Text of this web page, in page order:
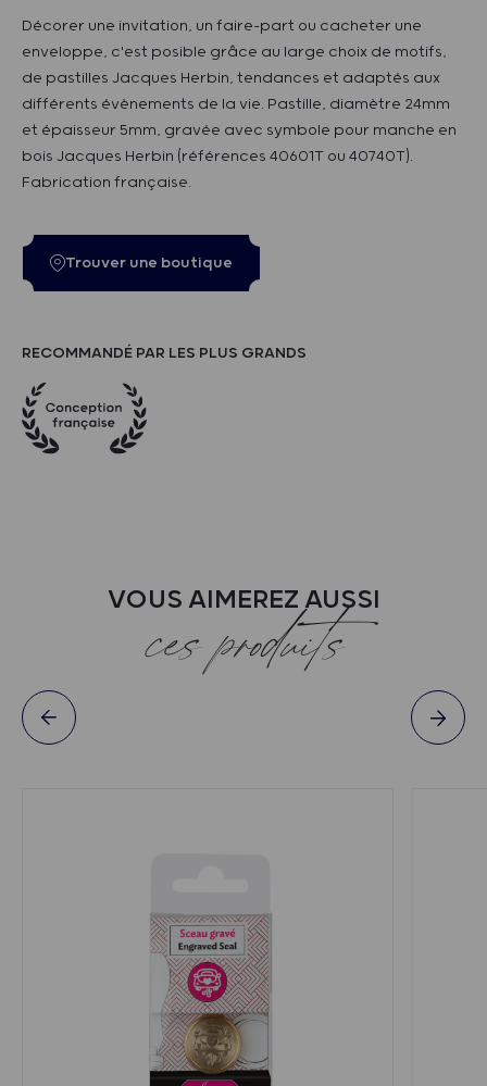
Décorer une invitation, un faire-part ou cacheter une
enveloppe, c'est posible grâce au large choix de motifs,
de pastilles Jacques Herbin, tendances et adaptés aux
différents évènements de la vie. Pastille, diamètre 24mm
et épaisseur 5mm, gravée avec symbole pour manche en
bois Jacques Herbin (références 40601T ou 40740T).
Fabrication française.
Trouver une boutique
RECOMMANDÉ PAR LES PLUS GRANDS
VOUS AIMEREZ AUSSI
ces produits